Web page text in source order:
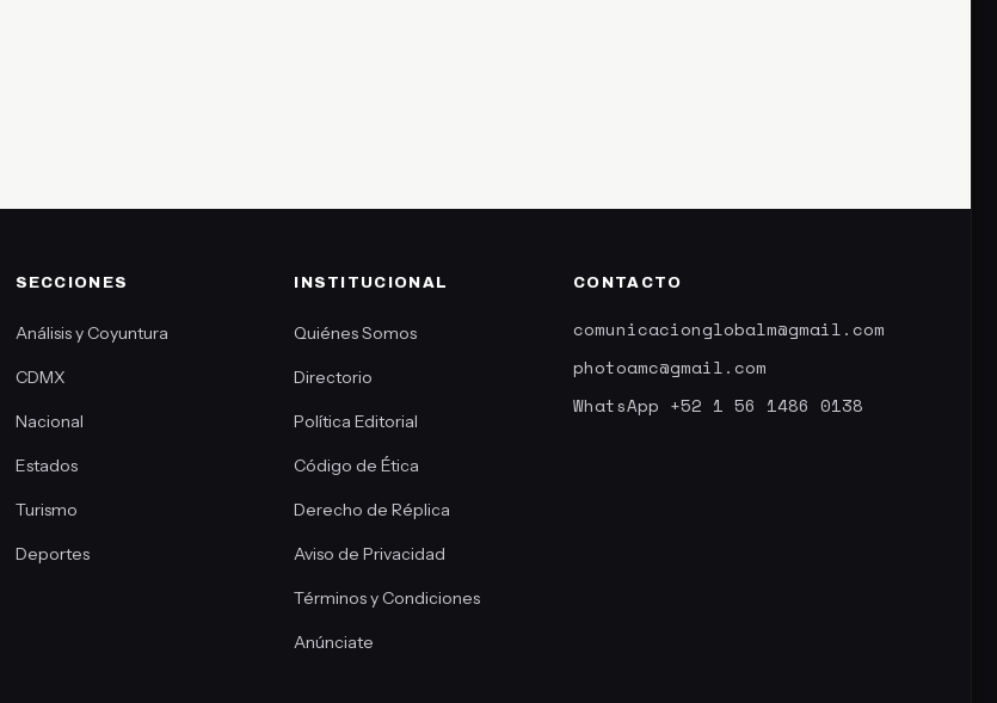
SECCIONES
Análisis y Coyuntura
CDMX
Nacional
Estados
Turismo
Deportes
INSTITUCIONAL
Quiénes Somos
Directorio
Política Editorial
Código de Ética
Derecho de Réplica
Aviso de Privacidad
Términos y Condiciones
Anúnciate
CONTACTO
comunicacionglobalm@gmail.com
photoamc@gmail.com
WhatsApp +52 1 56 1486 0138